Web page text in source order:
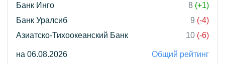
Банк Инго
8 (+1)
Банк Уралсиб
9 (-4)
Азиатско-Тихоокеанский Банк
10 (-6)
на 06.08.2026 Общий рейтинг